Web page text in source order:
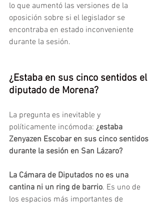
lo que aumentó las versiones de la
oposición sobre si el legislador se
encontraba en estado inconveniente
durante la sesión.
¿Estaba en sus cinco sentidos el
diputado de Morena?
La pregunta es inevitable y
políticamente incómoda: ¿estaba
Zenyazen Escobar en sus cinco sentidos
durante la sesión en San Lázaro?
La Cámara de Diputados no es una
cantina ni un ring de barrio. Es uno de
los espacios más importantes de